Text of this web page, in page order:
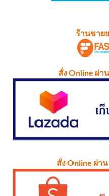
ร้านขาย
สั่ง Online ผ่า
สั่ง Online ผ่า